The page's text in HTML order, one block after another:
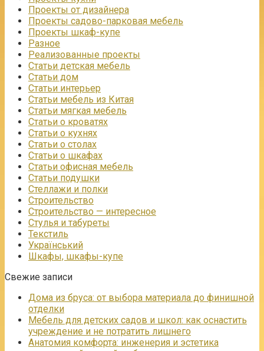
Проекты от дизайнера
Проекты садово-парковая мебель
Проекты шкаф-купе
Разное
Реализованные проекты
Статьи детская мебель
Статьи дом
Статьи интерьер
Статьи мебель из Китая
Статьи мягкая мебель
Статьи о кроватях
Статьи о кухнях
Статьи о столах
Статьи о шкафах
Статьи офисная мебель
Статьи подушки
Стеллажи и полки
Строительство
Строительство — интересное
Стулья и табуреты
Текстиль
Український
Шкафы, шкафы-купе
Свежие записи
Дома из бруса: от выбора материала до финишной
отделки
Мебель для детских садов и школ: как оснастить
учреждение и не потратить лишнего
Анатомия комфорта: инженерия и эстетика